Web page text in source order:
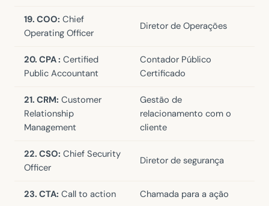
19. COO: Chief
Operating Officer
Diretor de Operações
20. CPA : Certified
Public Accountant
Contador Público
Certificado
21. CRM: Customer
Relationship
Management
Gestão de
relacionamento com o
cliente
22. CSO: Chief Security
Officer
Diretor de segurança
23. CTA: Call to action Chamada para a ação